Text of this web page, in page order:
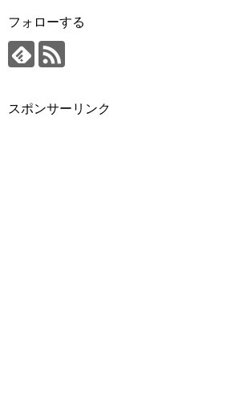
フォローする
スポンサーリンク